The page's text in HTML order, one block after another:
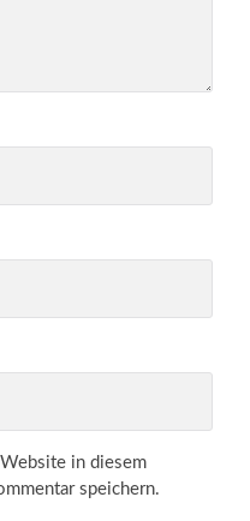
in diesem
speichern.